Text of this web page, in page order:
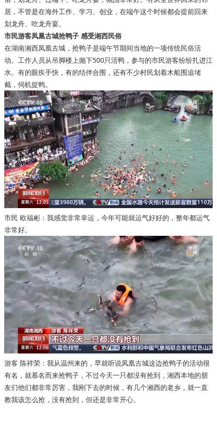
居，不管是在海外工作、学习、创业，在端午这个时候都会提前回来
划龙舟、吃龙舟宴。
市民游客凤凰古城抢鸭子 感受湘西民俗
在湖南湘西凤凰古城，抢鸭子是端午节期间当地的一项‌传统民俗活
动‌。工作人员从吊脚楼上抛下500只活鸭，参与的市民游客纷纷扎进江
水。有的眼疾手快，有的结伴合围，还有不少村民划着木船围追堵
截，伺机捉鸭。
市民 欧福彬：我感觉非常幸运，今年可能就运气好好的，整年都运气
非常好。
游客 陈祥荣：我从温州来的，早就听说凤凰古城这边抢鸭子的活动很
有名，就慕名而来抢鸭子，不过今天一只都没有抢到，湘西本地的朋
友们他们都非常厉害，我刚下去的时候，有几个湘西的老乡，就一直
教我该怎么抢，没有抢到，但还是非常开心。